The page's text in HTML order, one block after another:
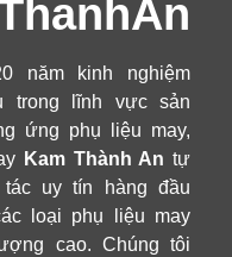
năm kinh nghiệm
trong lĩnh vực sản
ứng phụ liệu may,
Kam Thành An tự
uy tín hàng đầu
loại phụ liệu may
cao. Chúng tôi